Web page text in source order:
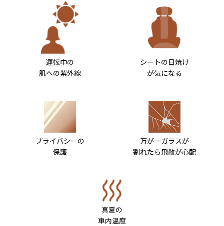
運転中の
肌への紫外線
シートの日焼け
が気になる
プライバシーの
保護
万が一ガラスが
割れたら飛散が心配
真夏の
車内温度